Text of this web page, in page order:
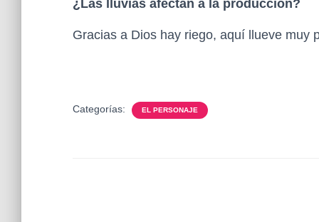
¿Las lluvias afectan a la producción?
Gracias a Dios hay riego, aquí llueve muy
Categorías: EL PERSONAJE